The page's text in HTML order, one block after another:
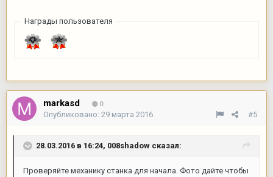
Награды пользователя
markasd 0
#5
Опубликовано: 29 марта 2016
28.03.2016 в 16:24, 008shadow сказал:
Проверяйте механику станка для начала. Фото дайте чтобы